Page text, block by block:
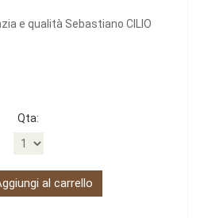
e qualità Sebastiano CILIO
Qta:
al carrello